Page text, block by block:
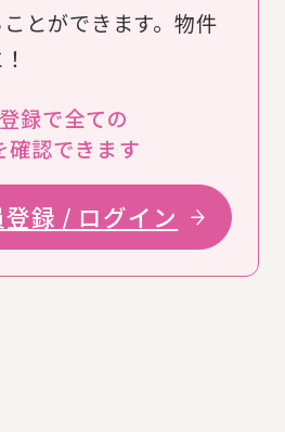
とができます。物件
録で全ての
確認できます
録 / ログイン